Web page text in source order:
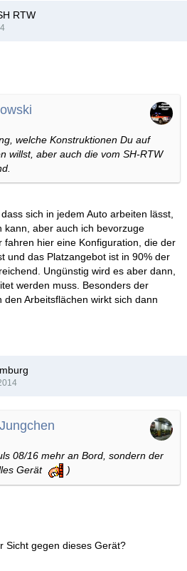
RTW
welche Konstruktionen Du auf
willst, aber auch die vom SH-RTW
sich in jedem Auto arbeiten lässt,
kann, aber auch ich bevorzuge
fahren hier eine Konfiguration, die der
und das Platzangebot ist in 90% der
Ungünstig wird es aber dann,
werden muss. Besonders der
Arbeitsflächen wirkt sich dann
08/16 mehr an Bord, sondern der
Gerät
)
Sicht gegen dieses Gerät?